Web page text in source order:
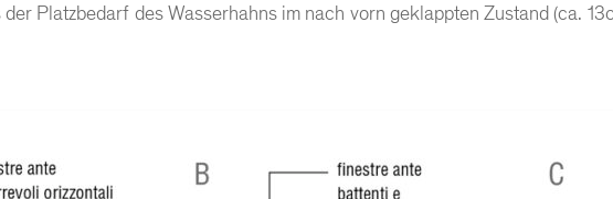
der Platzbedarf des Wasserhahns im nach vorn geklappten Zustand (ca.